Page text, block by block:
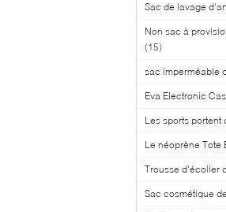
Sac de lavage
Non sac à
(15)
sac imperméable
Eva Electronic
Les sports portent
Le néoprène Tote
Trousse d'écolier
Sac cosmétique